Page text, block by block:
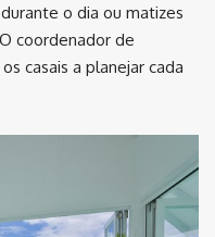
o dia ou matizes
coordenador de
casais a planejar cada